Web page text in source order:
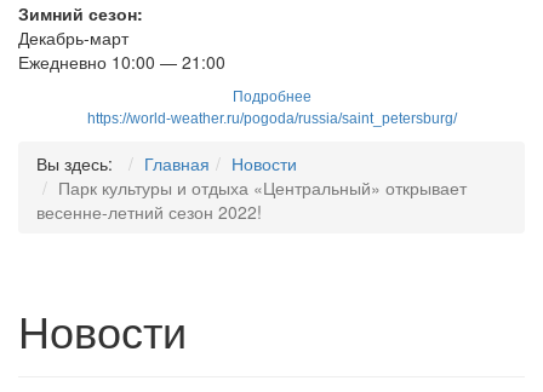
Зимний сезон:
Декабрь-март
Ежедневно 10:00 — 21:00
Подробнее
https://world-weather.ru/pogoda/russia/saint_petersburg/
Вы здесь: Главная
Новости
Парк культуры и отдыха «Центральный» открывает
весенне-летний сезон 2022!
Новости